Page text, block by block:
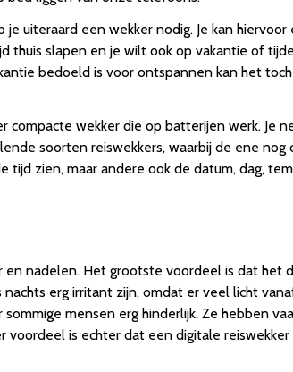
uiteraard een wekker nodig. Je kan hiervoor
thuis slapen en je wilt ook op vakantie of
bedoeld is voor ontspannen kan het
wekker die op batterijen werk. Je
soorten reiswekkers, waarbij de ene nog
tijd zien, maar andere ook de datum, dag,
nadelen. Het grootste voordeel is dat het
erg irritant zijn, omdat er veel licht
mensen erg hinderlijk. Ze hebben
is echter dat een digitale reiswekker